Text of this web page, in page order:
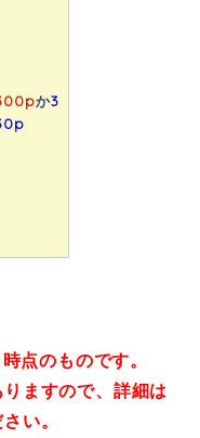
か3
時点のものです。
りますので、詳細は
い。